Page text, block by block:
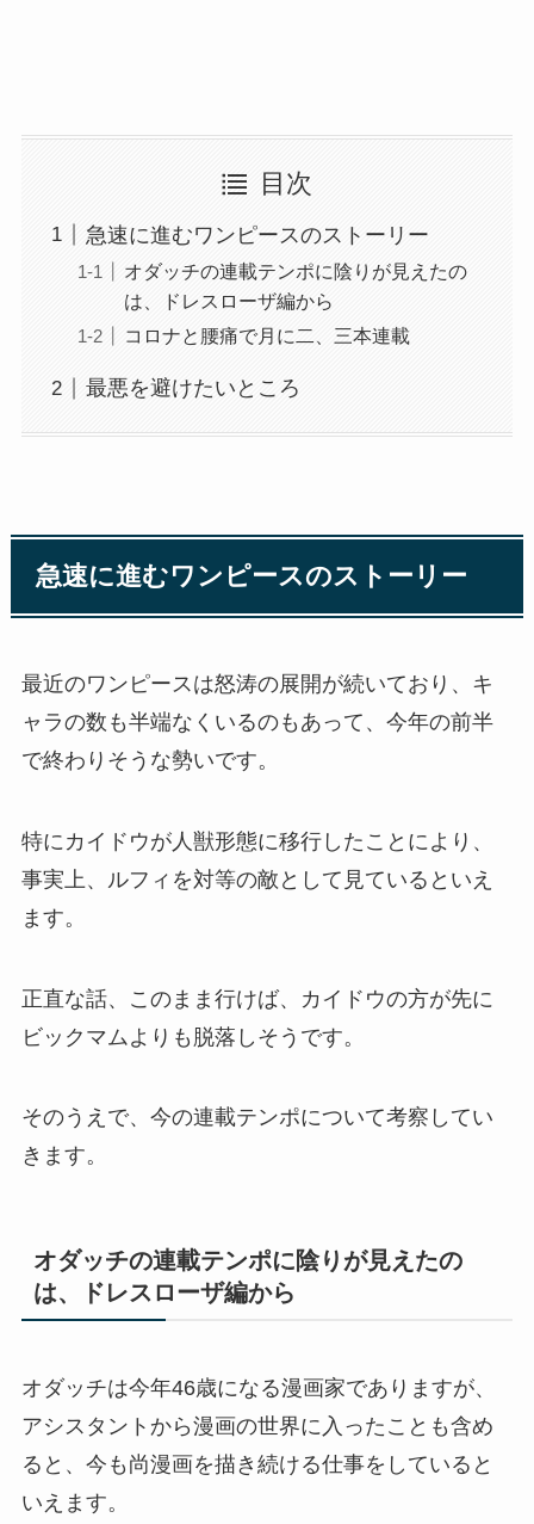
目次
急速に進むワンピースのストーリー
オダッチの連載テンポに陰りが見えたの
は、ドレスローザ編から
コロナと腰痛で月に二、三本連載
最悪を避けたいところ
急速に進むワンピースのストーリー
最近のワンピースは怒涛の展開が続いており、キ
ャラの数も半端なくいるのもあって、今年の前半
で終わりそうな勢いです。
特にカイドウが人獣形態に移行したことにより、
事実上、ルフィを対等の敵として見ているといえ
ます。
正直な話、このまま行けば、カイドウの方が先に
ビックマムよりも脱落しそうです。
そのうえで、今の連載テンポについて考察してい
きます。
オダッチの連載テンポに陰りが見えたの
は、ドレスローザ編から
オダッチは今年46歳になる漫画家でありますが、
アシスタントから漫画の世界に入ったことも含め
ると、今も尚漫画を描き続ける仕事をしていると
いえます。